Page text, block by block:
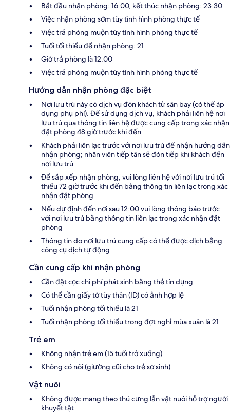
Bắt đầu nhận phòng: 16:00, kết thúc nhận phòng: 23:30
Việc nhận phòng sớm tùy tình hình phòng thực tế
Việc trả phòng muộn tùy tình hình phòng thực tế
Tuổi tối thiểu để nhận phòng: 21
Giờ trả phòng là 12:00
Việc trả phòng muộn tùy tình hình phòng thực tế
Hướng dẫn nhận phòng đặc biệt
Nơi lưu trú này có dịch vụ đón khách từ sân bay (có thể áp
dụng phụ phí). Để sử dụng dịch vụ, khách phải liên hệ nơi
lưu trú qua thông tin liên hệ được cung cấp trong xác nhận
đặt phòng 48 giờ trước khi đến
Khách phải liên lạc trước với nơi lưu trú để nhận hướng dẫn
nhận phòng; nhân viên tiếp tân sẽ đón tiếp khi khách đến
nơi lưu trú
Để sắp xếp nhận phòng, vui lòng liên hệ với nơi lưu trú tối
thiểu 72 giờ trước khi đến bằng thông tin liên lạc trong xác
nhận đặt phòng
Nếu dự định đến nơi sau 12:00 vui lòng thông báo trước
với nơi lưu trú bằng thông tin liên lạc trong xác nhận đặt
phòng
Thông tin do nơi lưu trú cung cấp có thể được dịch bằng
công cụ dịch tự động
Cần cung cấp khi nhận phòng
Cần đặt cọc chi phí phát sinh bằng thẻ tín dụng
Có thể cần giấy tờ tùy thân (ID) có ảnh hợp lệ
Tuổi nhận phòng tối thiểu là 21
Tuổi nhận phòng tối thiểu trong đợt nghỉ mùa xuân là 21
Trẻ em
Không nhận trẻ em (15 tuổi trở xuống)
Không có nôi (giường cũi cho trẻ sơ sinh)
Vật nuôi
Không được mang theo thú cưng lẫn vật nuôi hỗ trợ người
khuyết tật